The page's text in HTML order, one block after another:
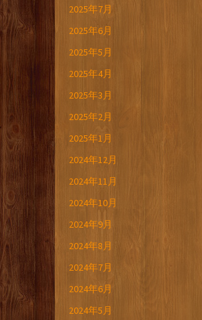
2025年7月
2025年6月
2025年5月
2025年4月
2025年3月
2025年2月
2025年1月
2024年12月
2024年11月
2024年10月
2024年9月
2024年8月
2024年7月
2024年6月
2024年5月